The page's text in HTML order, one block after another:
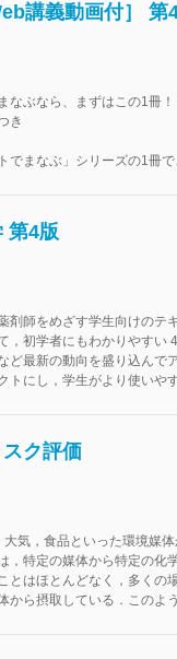
講義動画付］ 第
なぶなら、まずはこの1冊
き
でまなぶ」シリーズの1冊
第4版
剤師をめざす学生向けのテ
，初学者にもわかりやすい
ど最新の動向を盛り込んで
トにし，学生がより使いや
ク評価
大気，食品といった環境媒
，特定の媒体から特定の化
とはほとんどなく，多くの
から摂取している．このよ